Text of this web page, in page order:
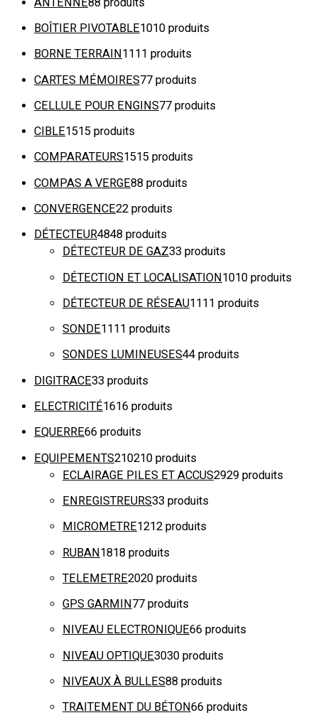
BOÎTIER PIVOTABLE1010 produits
BORNE TERRAIN 11 11 produits
CARTES MÉMOIRES77 produits
CELLULE POUR ENGINS77 produits
CIBLE1515 produits
COMPARATEURS1515 produits
COMPAS A VERGE88 produits
CONVERGENCE22 produits
DÉTECTEUR4848 produits
DÉTECTEUR DE GAZ33 produits
DÉTECTION ET LOCALISATION1010 produits
DÉTECTEUR DE RÉSEAU1111 produits
SONDE11 11 produits
SONDES LUMINEUSES44 produits
DIGITRACE33 produits
ELECTRICITÉ1616 produits
EQUERRE66 produits
EQUIPEMENTS210210 produits
ECLAIRAGE PILES ET ACCUS2929 produits
ENREGISTREURS33 produits
MICROMETRE1212 produits
RUBAN1818 produits
TELEMETRE2020 produits
GPS GARMIN 77 produits
NIVEAU ELECTRONIQUE66 produits
NIVEAU OPTIQUE3030 produits
NIVEAUX À BULLES88 produits
TRAITEMENT DU BÉTON66 produits